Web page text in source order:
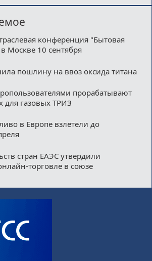
конференция "Бытовая
Москве 10 сентября
пошлину на ввоз оксида титана
прорабатывают
для газовых ТРИЗ
в Европе взлетели до
стран ЕАЭС утвердили
торговле в союзе